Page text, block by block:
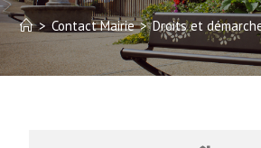
> Contact Mairie > Droits et